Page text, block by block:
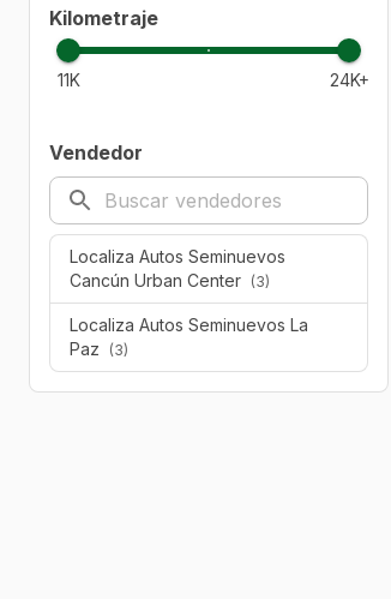
Kilometraje
11K 24K+
Vendedor
Localiza Autos Seminuevos
Cancún Urban Center (3)
Localiza Autos Seminuevos La
Paz
(3)